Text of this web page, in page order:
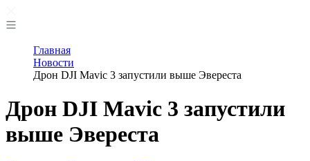
Главная
Новости
Дрон DJI Mavic 3 запустили выше Эвереста
Дрон DJI Mavic 3 запустили
выше Эвереста